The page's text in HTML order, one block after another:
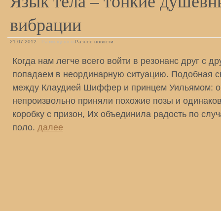
вибрации
21.07.2012 Размещено в Разное новости
Когда нам легче всего войти в резонанс друг с
попадаем в неординарную ситуацию. Подобная
между Клаудией Шиффер и принцем Уильямом:
непроизвольно приняли похожие позы и
коробку с призон, Их объединила радость по
поло. далее